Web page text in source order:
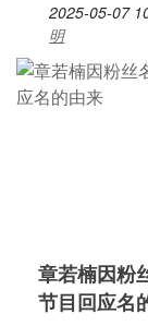
2025-05-07
明
章若楠因粉
节目回应名